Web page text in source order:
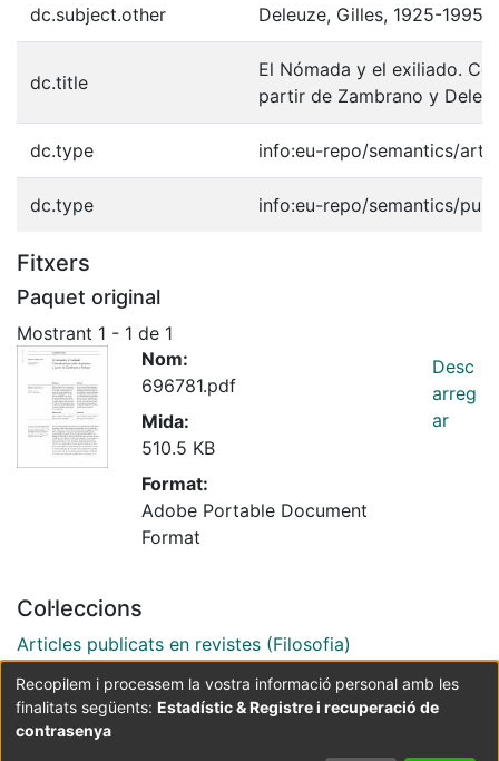
dc.subject.other Deleuze, Gilles, 1925-1995
dc.title
El Nómada y el exiliado.
partir de Zambrano y
dc.type info:eu-repo/semantics/
dc.type info:eu-repo/semantics/
Fitxers
Paquet original
Mostrant 1 - 1 de 1
Nom:
696781.pdf
Mida:
510.5 KB
Format:
Adobe Portable Document
Format
Desc
arreg
ar
Col·leccions
Articles publicats en revistes (Filosofia)
Coordinació:CRAI UB Avís legal
Metadades
subjectes a:
Recopilem i processem la vostra informació personal amb les
finalitats següents: Estadístic & Registre i recuperació de
contrasenya